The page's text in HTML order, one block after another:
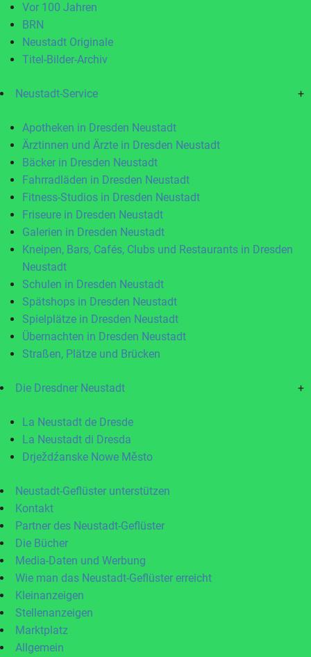
Vor 100 Jahren
BRN
Neustadt Originale
Titel-Bilder-Archiv
Neustadt-Service +
Apotheken in Dresden Neustadt
Ärztinnen und Ärzte in Dresden Neustadt
Bäcker in Dresden Neustadt
Fahrradläden in Dresden Neustadt
Fitness-Studios in Dresden Neustadt
Friseure in Dresden Neustadt
Galerien in Dresden Neustadt
Kneipen, Bars, Cafés, Clubs und Restaurants in Dresden
Neustadt
Schulen in Dresden Neustadt
Spätshops in Dresden Neustadt
Spielplätze in Dresden Neustadt
Übernachten in Dresden Neustadt
Straßen, Plätze und Brücken
Die Dresdner Neustadt +
La Neustadt de Dresde
La Neustadt di Dresda
Drježdźanske Nowe Město
Neustadt-Geflüster unterstützen
Kontakt
Partner des Neustadt-Geflüster
Die Bücher
Media-Daten und Werbung
Wie man das Neustadt-Geflüster erreicht
Kleinanzeigen
Stellenanzeigen
Marktplatz
Allgemein